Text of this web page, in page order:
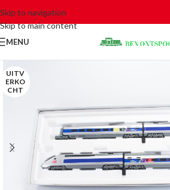
Skip to navigation
Skip to main content
MENU
UITV
ERKO
CHT